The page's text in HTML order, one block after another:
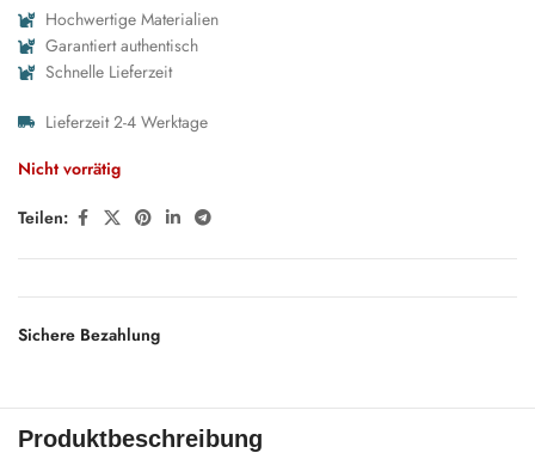
Hochwertige Materialien
Garantiert authentisch
Schnelle Lieferzeit
Lieferzeit 2-4 Werktage
Nicht vorrätig
Teilen:
Sichere Bezahlung
Produktbeschreibung